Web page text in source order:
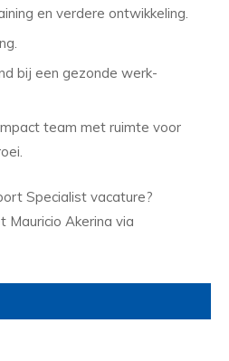
en verdere ontwikkeling.
bij een gezonde werk-
team met ruimte voor
Specialist vacature?
Mauricio Akerina via